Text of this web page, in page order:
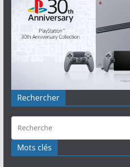
Rechercher
Mots clés